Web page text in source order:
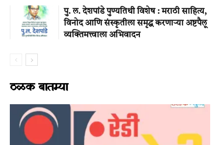
पु. ल. देशपांडे पुण्यतिथी विशेष : मराठी साहित्य,
विनोद आणि संस्कृतीला समृद्ध करणाऱ्या अष्टपैलू
व्यक्तिमत्त्वाला अभिवादन
ठळक बातम्या